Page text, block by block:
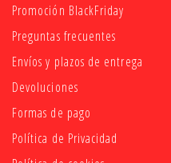
Promoción BlackFriday
Preguntas frecuentes
Envíos y plazos de entrega
Devoluciones
Formas de pago
Política de Privacidad